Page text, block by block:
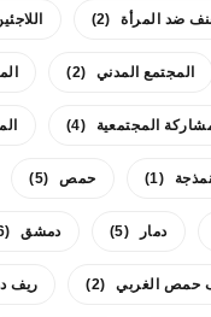
ضد المرأة (2)
المجتمع المدني (2)
المجتمعية (4)
(1) حمص (5)
دمار (5) دمشق (6)
حمص الغربي (2) ريف